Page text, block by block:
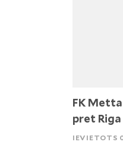
FK
pret Riga
IEVIETOTS